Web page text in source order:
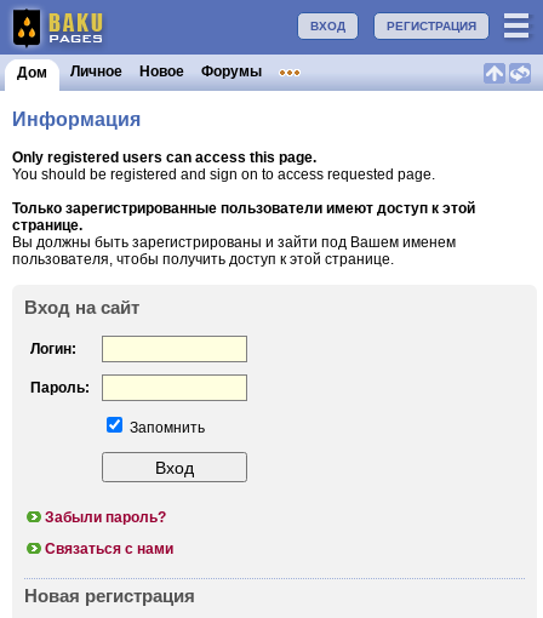
РЕГИСТРАЦИЯ
ВХОД
Дом Личное Новое Форумы
Информация
Only registered users can access this page.
You should be registered and sign on to access requested page.
Только зарегистрированные пользователи имеют доступ к этой
странице.
Вы должны быть зарегистрированы и зайти под Вашем именем
пользователя, чтобы получить доступ к этой странице.
Вход на сайт
Логин:
Пароль:
Запомнить
Забыли пароль?
Связаться с нами
Новая регистрация